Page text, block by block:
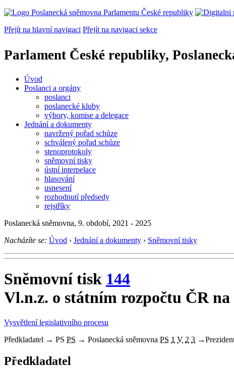
Přejít na hlavní navigaci Přejít na navigaci sekce
Parlament České republiky,
Úvod
Poslanci a orgány
poslanci
poslanecké kluby
výbory, komise a delegace
Jednání a dokumenty
navržený pořad schůze
schválený pořad schůze
stenoprotokoly
sněmovní tisky
ústní interpelace
hlasování
usnesení
rozhodnutí předsedy
rejstříky
Poslanecká sněmovna, 9. období, 2021 - 2025
Nacházíte se: Úvod › Jednání a dokumenty › Sněmovní tisky
Sněmovní tisk 144
Vl.n.z. o státním rozpočtu ČR na
Vysvětlení legislativního procesu
Předkladatel → PS PS → Poslanecká sněmovna PS 1 V 2 3 →
Předkladatel